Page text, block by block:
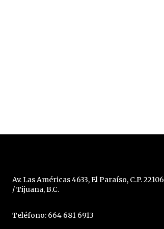
Av. Las Américas 4633, El Paraíso, C.P. 22106
/ Tijuana, B.C.
Teléfono: 664 681 6913